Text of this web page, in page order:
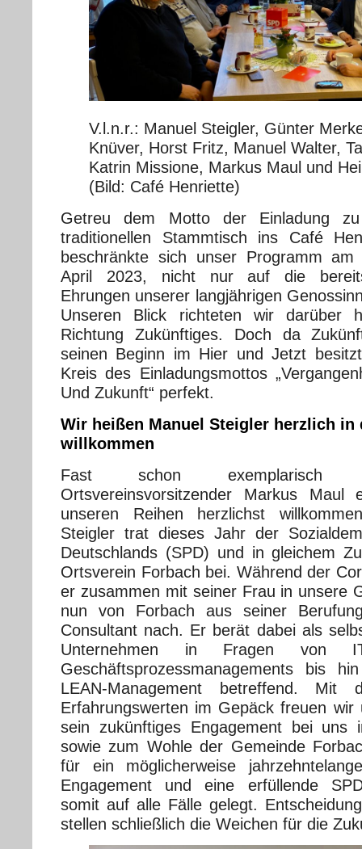
V.l.n.r.: Manuel Steigler, Günter
Knüver, Horst Fritz, Manuel Walter,
Katrin Missione, Markus Maul und
(Bild: Café Henriette)
Getreu dem Motto der Einladung
traditionellen Stammtisch ins Café
beschränkte sich unser Programm
April 2023, nicht nur auf die
Ehrungen unserer langjährigen
Unseren Blick richteten wir darüber
Richtung Zukünftiges. Doch da
seinen Beginn im Hier und Jetzt
Kreis des Einladungsmottos
Und Zukunft“ perfekt.
Wir heißen Manuel Steigler herzlich in
willkommen
Fast schon exemplarisch
Ortsvereinsvorsitzender Markus Maul
unseren Reihen herzlichst
Steigler trat dieses Jahr der
Deutschlands (SPD) und in gleichem
Ortsverein Forbach bei. Während der
er zusammen mit seiner Frau in unsere
nun von Forbach aus seiner
Consultant nach. Er berät dabei als
Unternehmen in Fragen von
Geschäftsprozessmanagements bis
LEAN-Management betreffend. Mit
Erfahrungswerten im Gepäck freuen wir
sein zukünftiges Engagement bei uns
sowie zum Wohle der Gemeinde
für ein möglicherweise
Engagement und eine erfüllende
somit auf alle Fälle gelegt.
stellen schließlich die Weichen für die